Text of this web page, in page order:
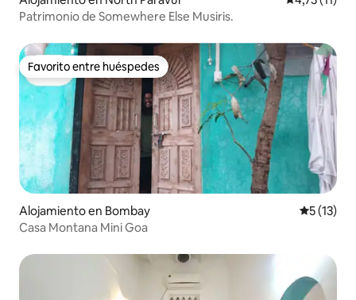
Patrimonio de Somewhere Else Musiris.
Favorito entre huéspedes
Favorito entre huéspedes
Alojamiento en Bombay
5 (13)
Casa Montana Mini Goa